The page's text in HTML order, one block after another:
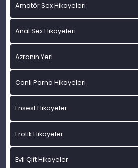
Amatör Sex Hikayeleri
Anal Sex Hikayeleri
Azranın Yeri
Canlı Porno Hikayeleri
Ensest Hikayeler
Erotik Hikayeler
Evli Çift Hikayeler